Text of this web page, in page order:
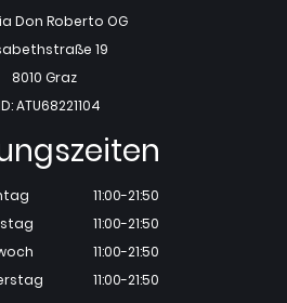
Don Roberto OG
19
8010 Graz
ATU68221104
11:00-21:50
11:00-21:50
11:00-21:50
11:00-21:50